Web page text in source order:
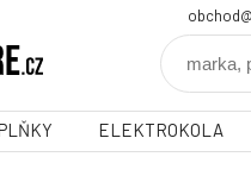
ELEKTROKOLA